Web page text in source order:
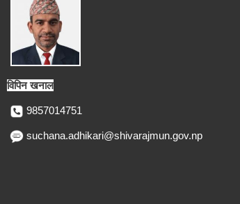
विपिन खनाल
9857014751
suchana.adhikari@shivarajmun.gov.np